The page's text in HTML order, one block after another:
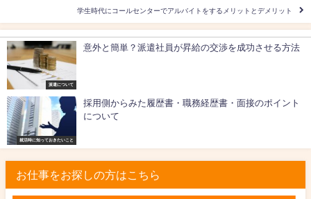
学生時代にコールセンターでアルバイトをするメリットとデメリット
派遣について
意外と簡単？派遣社員が昇給の交渉を成功させる方法
就活時に知っておきたいこと
採用側からみた履歴書・職務経歴書・面接のポイント
について
お仕事をお探しの方はこちら